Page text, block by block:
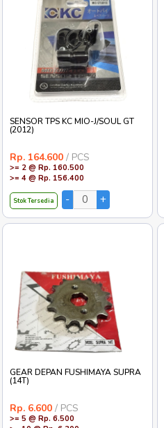
SENSOR TPS KC MIO-J/SOUL GT
(2012)
Rp. 164.600 / PCS
>= 2 @ Rp. 160.500
>= 4 @ Rp. 156.400
Stok Tersedia
GEAR DEPAN FUSHIMAYA SUPRA
(14T)
Rp. 6.600 / PCS
>= 5 @ Rp. 6.500